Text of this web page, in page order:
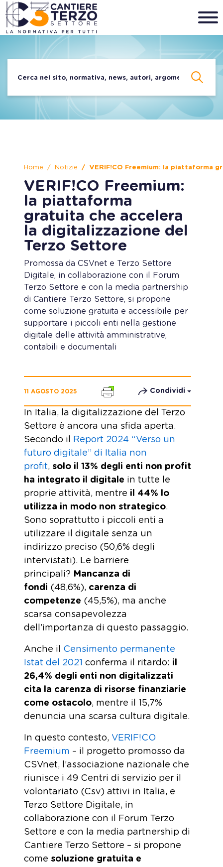
Home Notizie VERIF!CO Freemium: la piattaforma
VERIF!CO Freemium:
la piattaforma
gratuita che accelera
la digitalizzazione del
Terzo Settore
Promossa da CSVnet e Terzo Settore
Digitale, in collaborazione con il Forum
Terzo Settore e con la media partnership
di Cantiere Terzo Settore, si propone
come soluzione gratuita e accessibile per
supportare i piccoli enti nella gestione
digitale delle attività amministrative,
contabili e documentali
11 AGOSTO 2025 Condividi
In Italia, la digitalizzazione del Terzo
Settore è ancora una sfida aperta.
Secondo il Report 2024 “Verso un
futuro digitale” di Italia non
profit, solo il 13% degli enti non profit
ha integrato il digitale in tutte le
proprie attività, mentre il 44% lo
utilizza in modo non strategico.
Sono soprattutto i piccoli enti a
utilizzare il digitale senza un
indirizzo preciso (50,6% degli
intervistati). Le barriere
principali? Mancanza di
fondi (48,6%), carenza di
competenze (45,5%), ma anche
scarsa consapevolezza
dell’importanza di questo passaggio.
Anche il Censimento permanente
Istat del 2021 conferma il ritardo: il
26,4% degli enti non digitalizzati
cita la carenza di risorse finanziarie
come ostacolo, mentre il 15,7%
denuncia una scarsa cultura digitale.
In questo contesto, VERIF!CO
Freemium – il progetto promosso da
CSVnet, l’associazione nazionale che
riunisce i 49 Centri di servizio per il
volontariato (Csv) attivi in Italia, e
Terzo Settore Digitale, in
collaborazione con il Forum Terzo
Settore e con la media partnership di
Cantiere Terzo Settore – si propone
come soluzione gratuita e